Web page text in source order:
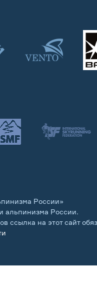
России»
альпинизма России.
ссылка на этот сайт